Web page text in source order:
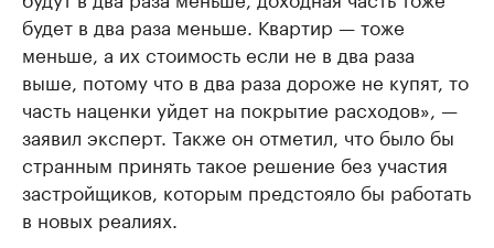
будет в два раза меньше. Квартир — тоже
меньше, а их стоимость если не в два раза
выше, потому что в два раза дороже не купят, то
часть наценки уйдет на покрытие расходов», —
заявил эксперт. Также он отметил, что было бы
странным принять такое решение без участия
застройщиков, которым предстояло бы работать
в новых реалиях.